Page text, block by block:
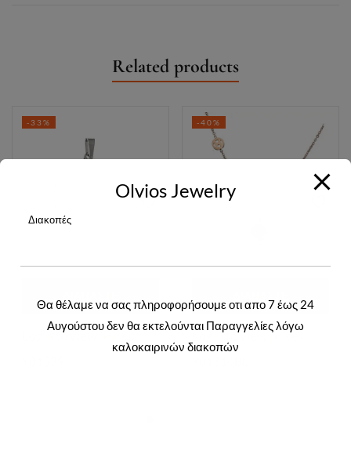
Related products
-33%
ΠΕΡΙΣΣΌΤΕΡΑ
Login to view prices
-40%
ΠΕΡΙΣΣΌΤΕΡΑ
Login to view prices
Olvios Jewelry
Διακοπές
Θα θέλαμε να σας πληροφορήσουμε οτι απο 7 έως 24
Αυγούστου δεν θα εκτελούνται Παραγγελίες λόγω
καλοκαιρινών διακοπών